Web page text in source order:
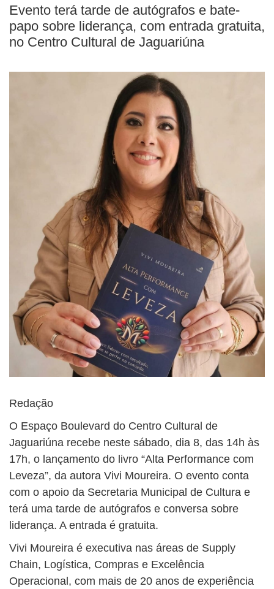
Evento terá tarde de autógrafos e bate-
papo sobre liderança, com entrada gratuita,
no Centro Cultural de Jaguariúna
Redação
O Espaço Boulevard do Centro Cultural de
Jaguariúna recebe neste sábado, dia 8, das 14h às
17h, o lançamento do livro “Alta Performance com
Leveza”, da autora Vivi Moureira. O evento conta
com o apoio da Secretaria Municipal de Cultura e
terá uma tarde de autógrafos e conversa sobre
liderança. A entrada é gratuita.
Vivi Moureira é executiva nas áreas de Supply
Chain, Logística, Compras e Excelência
Operacional, com mais de 20 anos de experiência